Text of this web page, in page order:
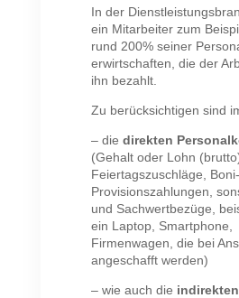
In der
ein Mitarbeiter zum
rund 200% seiner
erwirtschaften, die der
ihn bezahlt.
Zu berücksichtigen sind
– die direkten
(Gehalt oder Lohn
Feiertagszuschläge,
Provisionszahlungen,
und Sachwertbezüge,
ein Laptop, Smartphone,
Firmenwagen, die bei
angeschafft werden)
– wie auch die indirekten